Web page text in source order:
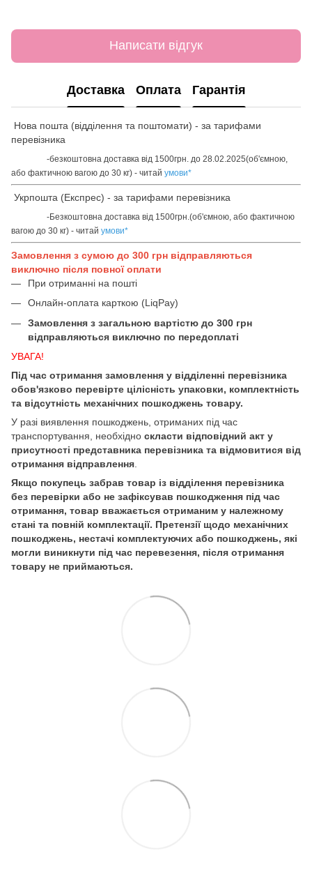
Написати відгук
Доставка Оплата Гарантія
Нова пошта (відділення та поштомати) - за тарифами
перевізника
-безкоштовна доставка від 1500грн. до 28.02.2025(об'ємною,
або фактичною вагою до 30 кг) - читай умови*
Укрпошта (Експрес) - за тарифами перевізника
-Безкоштовна доставка від 1500грн.(об'ємною, або фактичною
вагою до 30 кг) - читай умови*
Замовлення з сумою до 300 грн відправляються
виключно після повної оплати
При отриманні на пошті
Онлайн-оплата карткою (LiqPay)
Замовлення з загальною вартістю до 300 грн
відправляються виключно по передоплаті
УВАГА!
Під час отримання замовлення у відділенні перевізника
обов'язково перевірте цілісність упаковки, комплектність
та відсутність механічних пошкоджень товару.
У разі виявлення пошкоджень, отриманих під час
транспортування, необхідно скласти відповідний акт у
присутності представника перевізника та відмовитися від
отримання відправлення
Якщо покупець забрав товар із відділення перевізника
без перевірки або не зафіксував пошкодження під час
отримання, товар вважається отриманим у належному
стані та повній комплектації. Претензії щодо механічних
пошкоджень, нестачі комплектуючих або пошкоджень, які
могли виникнути під час перевезення, після отримання
товару не приймаються.